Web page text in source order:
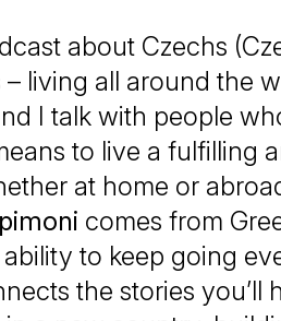
about Czechs
living all around the
I talk with people
to live a fulfilling
at home or
comes from
to keep going
the stories you’ll